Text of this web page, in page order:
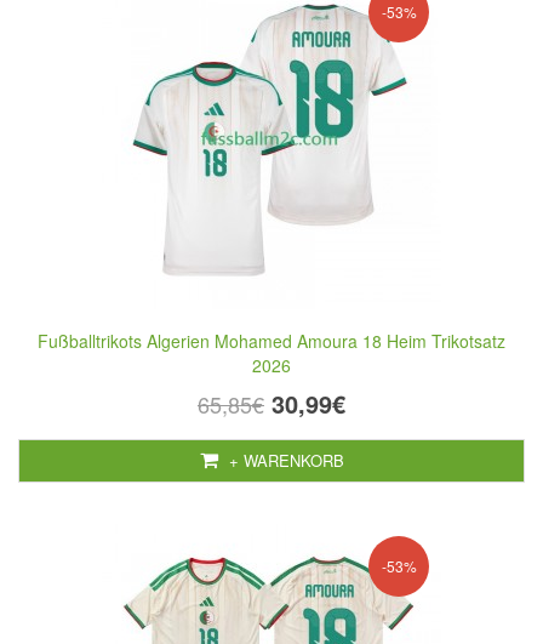
-53%
Fußballtrikots Algerien Mohamed Amoura 18 Heim Trikotsatz
2026
65,85€ 30,99€
+ WARENKORB
-53%